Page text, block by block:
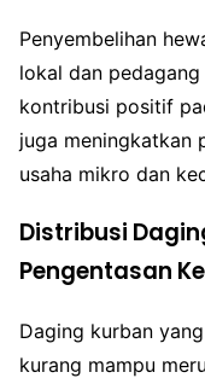
Penyembelihan
lokal dan
kontribusi positif
juga meningkatkan
usaha mikro dan
Distribusi
Pengentasan
Daging kurban
kurang mampu